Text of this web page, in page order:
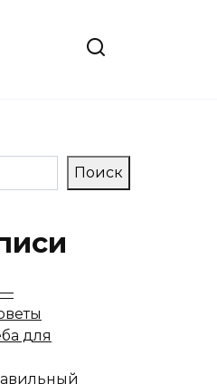
Поиск
—
для